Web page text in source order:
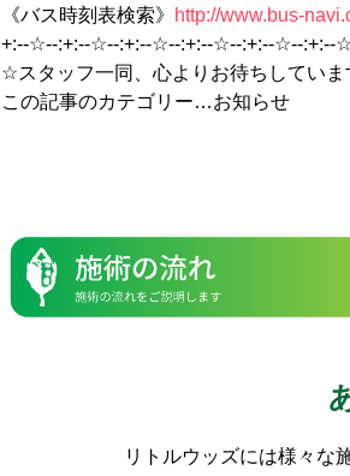
《バス時刻表検索》
http://www.bus-
+:--☆--:+:--☆--:+:--☆--:+:--☆--:+:--☆--:+:--
☆スタッフ一同、心よりお待ちしてい
この記事のカテゴリー…お知らせ
リトルウッズには様々な